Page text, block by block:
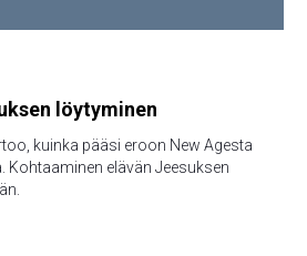
löytyminen
kuinka pääsi eroon New Agesta
Kohtaaminen elävän Jeesuksen